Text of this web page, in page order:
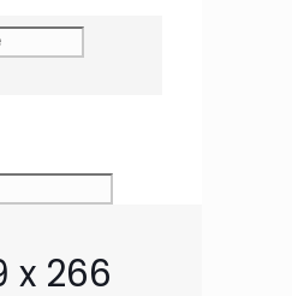
x 266